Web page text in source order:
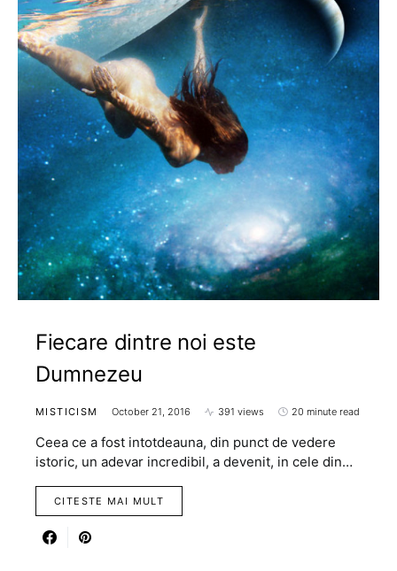
Fiecare dintre noi este
Dumnezeu
MISTICISM October 21, 2016 391 views 20 minute read
Ceea ce a fost intotdeauna, din punct de vedere
istoric, un adevar incredibil, a devenit, in cele din…
CITESTE MAI MULT